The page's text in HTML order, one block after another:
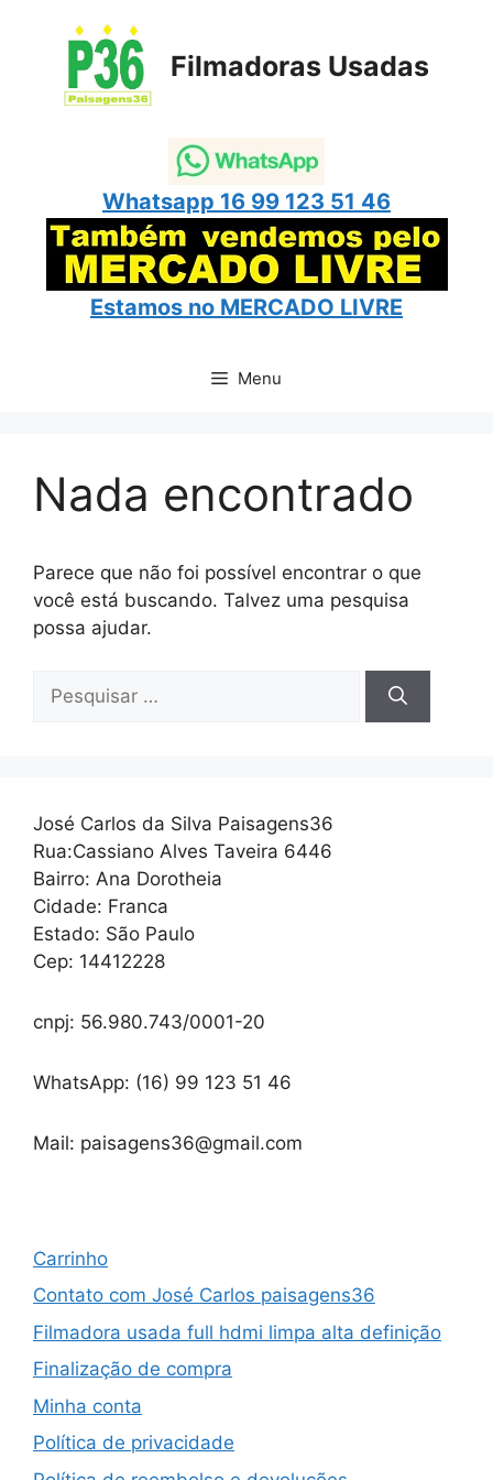
conteúdo
Filmadoras Usadas
Whatsapp 16 99 123 51 46
Estamos no MERCADO LIVRE
Menu
Nada encontrado
Parece que não foi possível encontrar o que
você está buscando. Talvez uma pesquisa
possa ajudar.
por:
José Carlos da Silva Paisagens36
Rua:Cassiano Alves Taveira 6446
Bairro: Ana Dorotheia
Cidade: Franca
Estado: São Paulo
Cep: 14412228
cnpj: 56.980.743/0001-20
WhatsApp: (16) 99 123 51 46
Mail: paisagens36@gmail.com
Carrinho
Contato com José Carlos paisagens36
Filmadora usada full hdmi limpa alta definição
Finalização de compra
Minha conta
Política de privacidade